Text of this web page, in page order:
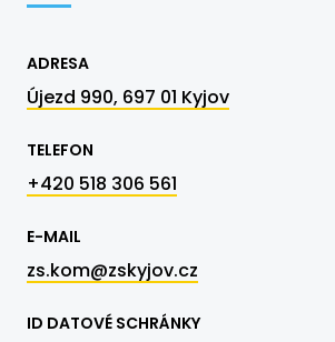
ADRESA
Újezd 990, 697 01 Kyjov
TELEFON
+420 518 306 561
E-MAIL
zs.kom@zskyjov.cz
ID DATOVÉ SCHRÁNKY